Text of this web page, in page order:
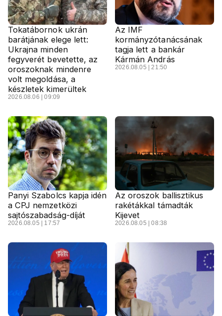
Tokatábornok ukrán
barátjának elege lett:
Ukrajna minden
fegyverét bevetette, az
oroszoknak mindenre
volt megoldása, a
készletek kimerültek
2026.08.06 | 09:09
Az IMF
kormányzótanácsának
tagja lett a bankár
Kármán András
2026.08.05 | 21:50
Panyi Szabolcs kapja idén
a CPJ nemzetközi
sajtószabadság-díját
2026.08.05 | 17:57
Az oroszok ballisztikus
rakétákkal támadták
Kijevet
2026.08.05 | 08:38